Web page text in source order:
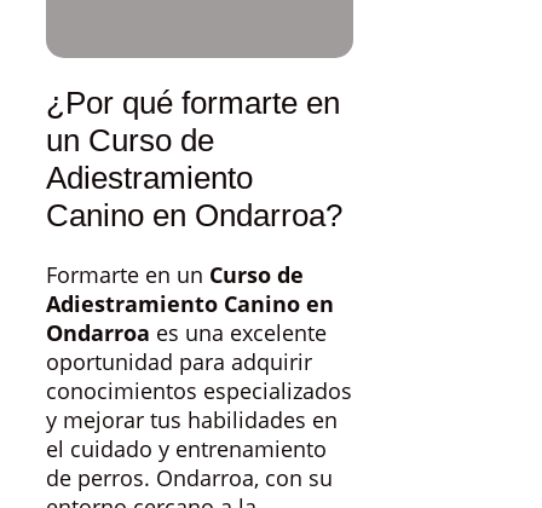
¿Por qué formarte en
un Curso de
Adiestramiento
Canino en Ondarroa?
Formarte en un Curso de
Adiestramiento Canino en
Ondarroa es una excelente
oportunidad para adquirir
conocimientos especializados
y mejorar tus habilidades en
el cuidado y entrenamiento
de perros. Ondarroa, con su